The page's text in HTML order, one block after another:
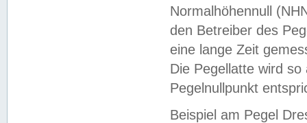
Normalhöhennull
den Betreiber des
eine lange Zeit
Die Pegellatte wird
Pegelnullpunkt
Beispiel am Pegel